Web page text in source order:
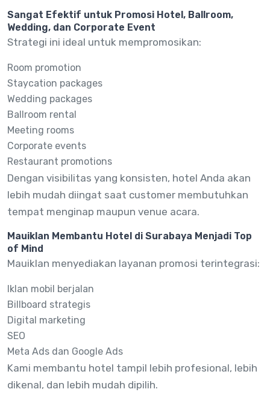
Sangat Efektif untuk Promosi Hotel, Ballroom,
Wedding, dan Corporate Event
Strategi ini ideal untuk mempromosikan:
Room promotion
Staycation packages
Wedding packages
Ballroom rental
Meeting rooms
Corporate events
Restaurant promotions
Dengan visibilitas yang konsisten, hotel Anda akan
lebih mudah diingat saat customer membutuhkan
tempat menginap maupun venue acara.
Mauiklan Membantu Hotel di Surabaya Menjadi Top
of Mind
Mauiklan menyediakan layanan promosi terintegrasi:
Iklan mobil berjalan
Billboard strategis
Digital marketing
SEO
Meta Ads dan Google Ads
Kami membantu hotel tampil lebih profesional, lebih
dikenal, dan lebih mudah dipilih.